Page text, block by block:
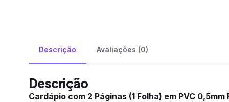
Descrição Avaliações (0)
Descrição
Cardápio com 2 Páginas (1 Folha) em PVC